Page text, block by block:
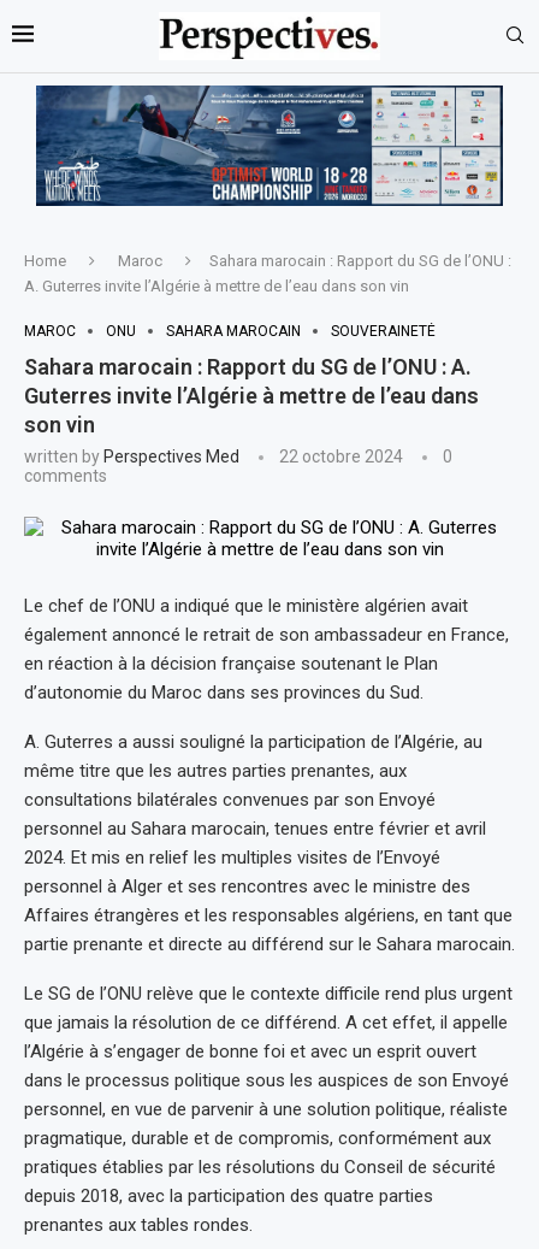
Home Maroc
Sahara marocain : Rapport du SG de l’ONU :
A. Guterres invite l’Algérie à mettre de l’eau dans son vin
MAROC ONU SAHARA MAROCAIN SOUVERAINETÉ
Sahara marocain : Rapport du SG de l’ONU : A.
Guterres invite l’Algérie à mettre de l’eau dans
son vin
written by Perspectives Med 22 octobre 2024
0
comments
Le chef de l’ONU a indiqué que le ministère algérien avait
également annoncé le retrait de son ambassadeur en France,
en réaction à la décision française soutenant le Plan
d’autonomie du Maroc dans ses provinces du Sud.
A. Guterres a aussi souligné la participation de l’Algérie, au
même titre que les autres parties prenantes, aux
consultations bilatérales convenues par son Envoyé
personnel au Sahara marocain, tenues entre février et avril
2024. Et mis en relief les multiples visites de l’Envoyé
personnel à Alger et ses rencontres avec le ministre des
Affaires étrangères et les responsables algériens, en tant que
partie prenante et directe au différend sur le Sahara marocain.
Le SG de l’ONU relève que le contexte difficile rend plus urgent
que jamais la résolution de ce différend. A cet effet, il appelle
l’Algérie à s’engager de bonne foi et avec un esprit ouvert
dans le processus politique sous les auspices de son Envoyé
personnel, en vue de parvenir à une solution politique, réaliste
pragmatique, durable et de compromis, conformément aux
pratiques établies par les résolutions du Conseil de sécurité
depuis 2018, avec la participation des quatre parties
prenantes aux tables rondes.